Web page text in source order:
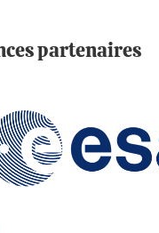
partenaires